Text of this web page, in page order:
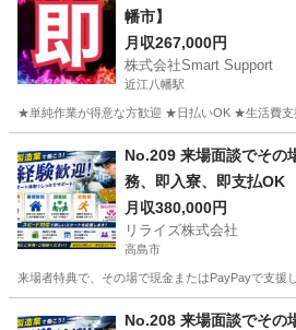
幡市】
月収267,000円
株式会社Smart Support
近江八幡駅
★単純作業が得意な方歓迎 ★日払いOK ★生活費
近江八幡駅 その他
No.209 来場面談でその
務、即入寮、即支払OK
む場所に困ってる方必
部品の製造・加工のお仕
月収380,000円
リライズ株式会社
高島市
来場者特典で、その場で現金またはPayPayで支
業務
No.208 来場面談でその